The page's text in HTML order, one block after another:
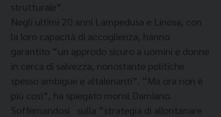
strutturale”.
Negli ultimi 20 anni Lampedusa e Linosa, con
la loro capacità di accoglienza, hanno
garantito “un approdo sicuro a uomini e donne
in cerca di salvezza, nonostante politiche
spesso ambigue e altalenanti”. “Ma ora non è
più così”, ha spiegato monsl Damiano.
Soffemandosi sulla “strategia di allontanare